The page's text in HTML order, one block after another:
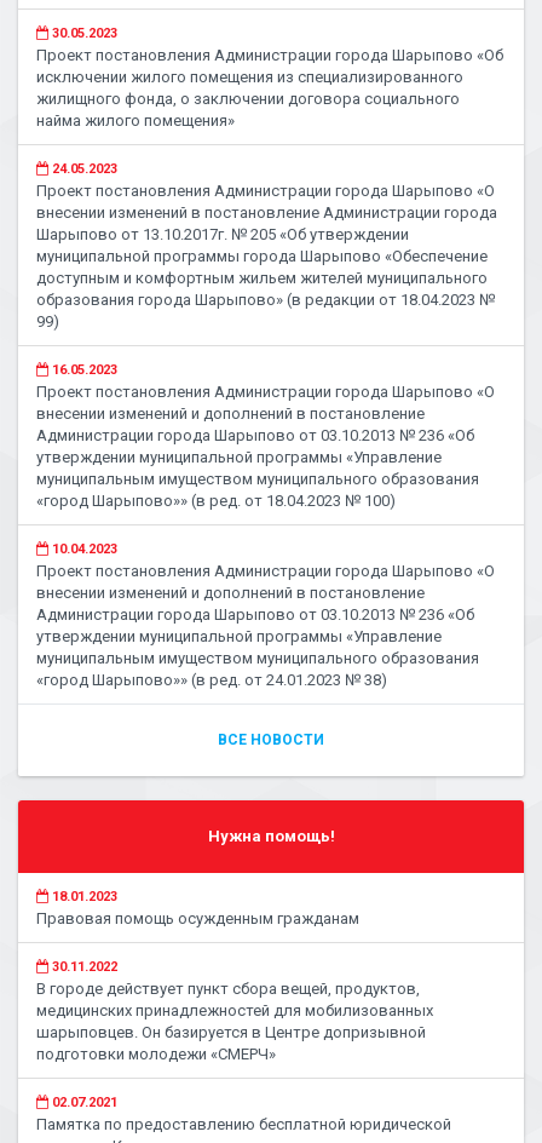
30.05.2023
Проект постановления Администрации города Шарыпово «Об
исключении жилого помещения из специализированного
жилищного фонда, о заключении договора социального
найма жилого помещения»
24.05.2023
Проект постановления Администрации города Шарыпово «О
внесении изменений в постановление Администрации города
Шарыпово от 13.10.2017г. № 205 «Об утверждении
муниципальной программы города Шарыпово «Обеспечение
доступным и комфортным жильем жителей муниципального
образования города Шарыпово» (в редакции от 18.04.2023 №
99)
16.05.2023
Проект постановления Администрации города Шарыпово «О
внесении изменений и дополнений в постановление
Администрации города Шарыпово от 03.10.2013 № 236 «Об
утверждении муниципальной программы «Управление
муниципальным имуществом муниципального образования
«город Шарыпово»» (в ред. от 18.04.2023 № 100)
10.04.2023
Проект постановления Администрации города Шарыпово «О
внесении изменений и дополнений в постановление
Администрации города Шарыпово от 03.10.2013 № 236 «Об
утверждении муниципальной программы «Управление
муниципальным имуществом муниципального образования
«город Шарыпово»» (в ред. от 24.01.2023 № 38)
ВСЕ НОВОСТИ
Нужна помощь!
18.01.2023
Правовая помощь осужденным гражданам
30.11.2022
В городе действует пункт сбора вещей, продуктов,
медицинских принадлежностей для мобилизованных
шарыповцев. Он базируется в Центре допризывной
подготовки молодежи «СМЕРЧ»
02.07.2021
Памятка по предоставлению бесплатной юридической